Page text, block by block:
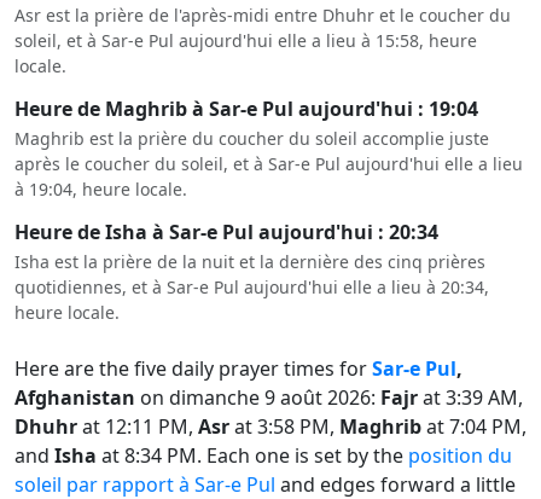
Asr est la prière de l'après-midi entre Dhuhr et le coucher du
soleil, et à Sar-e Pul aujourd'hui elle a lieu à 15:58, heure
locale.
Heure de Maghrib à Sar-e Pul aujourd'hui : 19:04
Maghrib est la prière du coucher du soleil accomplie juste
après le coucher du soleil, et à Sar-e Pul aujourd'hui elle a lieu
à 19:04, heure locale.
Heure de Isha à Sar-e Pul aujourd'hui : 20:34
Isha est la prière de la nuit et la dernière des cinq prières
quotidiennes, et à Sar-e Pul aujourd'hui elle a lieu à 20:34,
heure locale.
Here are the five daily prayer times forSar-e Pul,
Afghanistan on dimanche 9 août 2026: Fajrat 3:39 AM,
Dhuhrat 12:11 PM, Asrat 3:58 PM, Maghribat 7:04 PM,
and Isha at 8:34 PM. Each one is set by the position du
soleil par rapport à Sar-e Pul and edges forward a little